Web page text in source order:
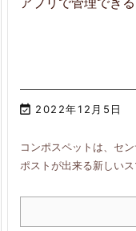
 2022年12月5日
コンポスペットは、セ
ポストが出来る新しい